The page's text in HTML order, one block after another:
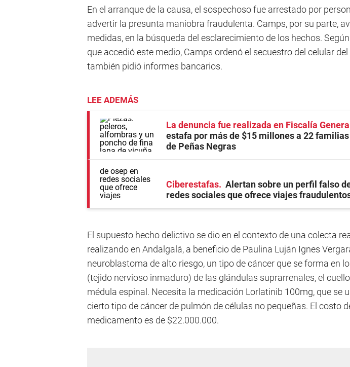
En el arranque de la causa, el sospechoso fue arrestado por
advertir la presunta maniobra fraudulenta. Camps, por su parte,
medidas, en la búsqueda del esclarecimiento de los hechos.
que accedió este medio, Camps ordenó el secuestro del celular
también pidió informes bancarios.
LEE ADEMÁS
La denuncia fue realizada en Fiscalía
estafa por más de $15 millones a 22
de Peñas Negras
Ciberestafas
Alertan sobre un perfil falso
redes sociales que ofrece viajes
El supuesto hecho delictivo se dio en el contexto de una colecta
realizando en Andalgalá, a beneficio de Paulina Luján Ignes
neuroblastoma de alto riesgo, un tipo de cáncer que se forma en
(tejido nervioso inmaduro) de las glándulas suprarrenales, el
médula espinal. Necesita la medicación Lorlatinib 100mg, que se
cierto tipo de cáncer de pulmón de células no pequeñas. El costo
medicamento es de $22.000.000.